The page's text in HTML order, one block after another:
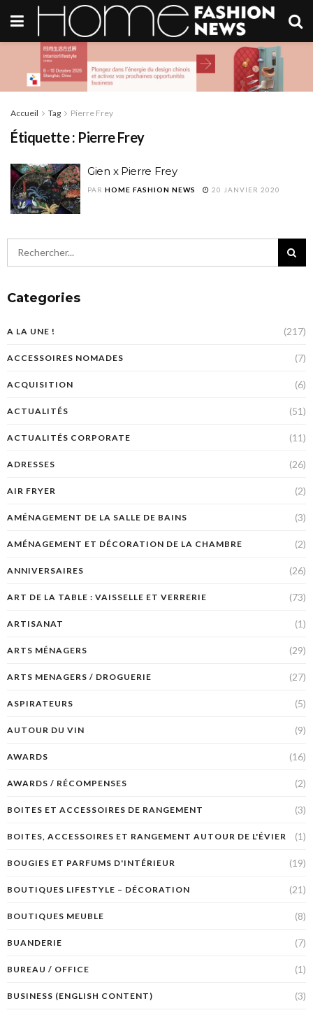
Accueil Tag Pierre Frey
Étiquette : Pierre Frey
Gien x Pierre Frey
PAR HOME FASHION NEWS 20 JANVIER 2020
Categories
A LA UNE ! (217)
ACCESSOIRES NOMADES (7)
ACQUISITION (6)
ACTUALITÉS (51)
ACTUALITÉS CORPORATE (11)
ADRESSES (26)
AIR FRYER (2)
AMÉNAGEMENT DE LA SALLE DE BAINS (3)
AMÉNAGEMENT ET DÉCORATION DE LA CHAMBRE (2)
ANNIVERSAIRES (26)
ART DE LA TABLE : VAISSELLE ET VERRERIE (73)
ARTISANAT (1)
ARTS MÉNAGERS (29)
ARTS MENAGERS / DROGUERIE (27)
ASPIRATEURS (5)
AUTOUR DU VIN (9)
AWARDS (16)
AWARDS / RÉCOMPENSES (2)
BOITES ET ACCESSOIRES DE RANGEMENT (3)
BOITES, ACCESSOIRES ET RANGEMENT AUTOUR DE L'ÉVIER (1)
BOUGIES ET PARFUMS D'INTÉRIEUR (19)
BOUTIQUES LIFESTYLE – DÉCORATION (21)
BOUTIQUES MEUBLE (8)
BUANDERIE (7)
BUREAU / OFFICE (1)
BUSINESS (ENGLISH CONTENT) (3)